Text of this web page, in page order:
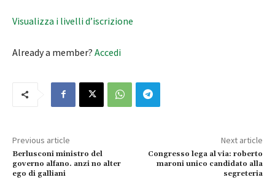
Visualizza i livelli d’iscrizione
Already a member? Accedi
Previous article
Berlusconi ministro del
governo alfano. anzi no alter
ego di galliani
Next article
Congresso lega al via: roberto
maroni unico candidato alla
segreteria